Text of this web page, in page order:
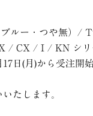
ルー・つや無） / T
/ CX / I / KN シ
17日(月)から受注開始
たします。